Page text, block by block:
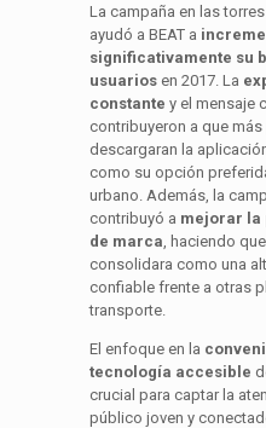
La campaña en las
ayudó a BEAT a
significativamente su
usuarios en 2017. La
constante y el mensaje
contribuyeron a que
descargaran la
como su opción
urbano. Además, la
contribuyó a mejorar la
de marca , haciendo
consolidara como una
confiable frente a otras
transporte.
El enfoque en la
tecnología accesible
crucial para captar la
público joven y